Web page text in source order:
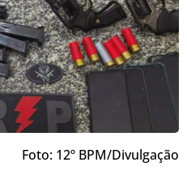
Foto: 12º BPM/Divulgação